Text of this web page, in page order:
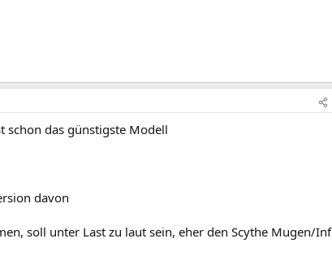
schon das günstigste Modell
davon
soll unter Last zu laut sein, eher den Scythe Mugen/Inf